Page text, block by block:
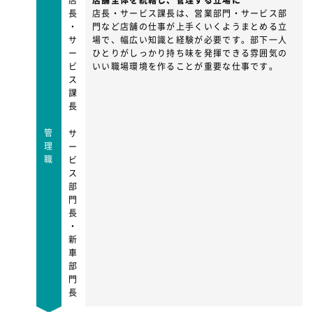
管
理
職
長
・
サ
ー
ビ
ス
課
長
店長・サービス課長は、営業部門・サービス部
門など店舗の仕事が上手くいくようまとめる立
場で、幅広い知識と経験が必要です。部下一人
ひとりがしっかり持ち味を発揮できる雰囲気の
いい職場環境を作ることが重要な仕事です。
サ
ー
ビ
ス
部
門
長
・
新
車
部
門
長